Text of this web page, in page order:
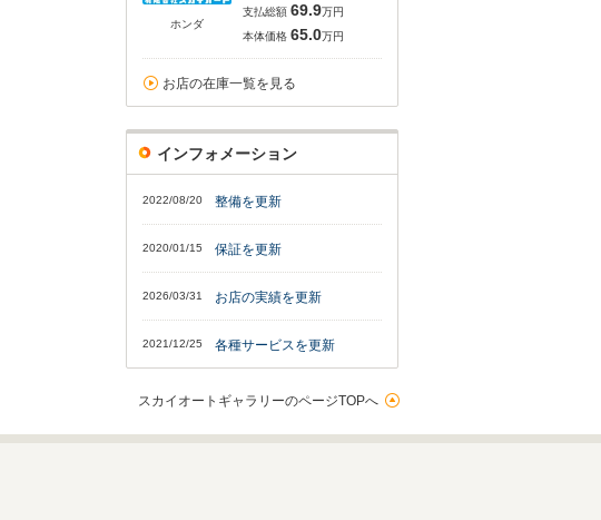
ホンダ
支払総額 69.9万円
本体価格 65.0万円
お店の在庫一覧を見る
インフォメーション
2022/08/20 整備を更新
2020/01/15 保証を更新
2026/03/31 お店の実績を更新
2021/12/25 各種サービスを更新
スカイオートギャラリーのページTOPへ